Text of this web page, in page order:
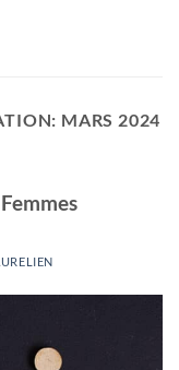
MARS 2024